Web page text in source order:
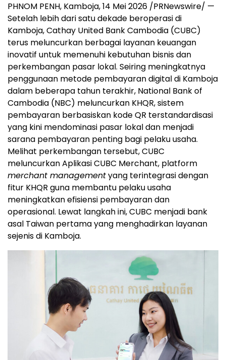
PHNOM PENH, Kamboja, 14 Mei 2026 /PRNewswire/ —
Setelah lebih dari satu dekade beroperasi di
Kamboja, Cathay United Bank Cambodia (CUBC)
terus meluncurkan berbagai layanan keuangan
inovatif untuk memenuhi kebutuhan bisnis dan
perkembangan pasar lokal. Seiring meningkatnya
penggunaan metode pembayaran digital di Kamboja
dalam beberapa tahun terakhir, National Bank of
Cambodia (NBC) meluncurkan KHQR, sistem
pembayaran berbasiskan kode QR terstandardisasi
yang kini mendominasi pasar lokal dan menjadi
sarana pembayaran penting bagi pelaku usaha.
Melihat perkembangan tersebut, CUBC
meluncurkan Aplikasi CUBC Merchant, platform
merchant managementyang terintegrasi dengan
fitur KHQR guna membantu pelaku usaha
meningkatkan efisiensi pembayaran dan
operasional. Lewat langkah ini, CUBC menjadi bank
asal Taiwan pertama yang menghadirkan layanan
sejenis di Kamboja.